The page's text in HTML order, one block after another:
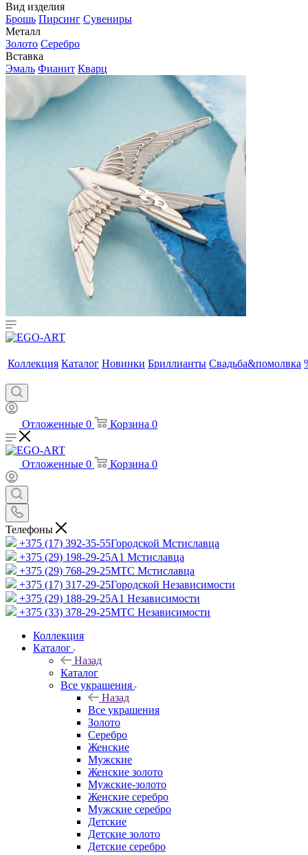
Вид изделия
Брошь Пирсинг Сувениры
Металл
Золото Серебро
Вставка
Эмаль Фианит Кварц
Коллекция Каталог Новинки Бриллианты Свадьба&помолвка
Отложенные 0 Корзина 0
Отложенные 0 Корзина 0
Телефоны
+375 (17) 392-35-55Городской Мстиславца
+375 (29) 198-29-25A1 Мстиславца
+375 (29) 768-29-25МТС Мстиславца
+375 (17) 317-29-25Городской Независимости
+375 (29) 188-29-25A1 Независимости
+375 (33) 378-29-25МТС Независимости
Коллекция
Каталог
Назад
Каталог
Все украшения
Назад
Все украшения
Золото
Серебро
Женские
Мужские
Женские золото
Мужские-золото
Женские серебро
Мужские серебро
Детские
Детские золото
Детские серебро